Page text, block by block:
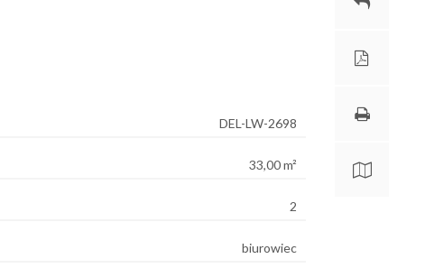
DEL-LW-2698
33,00 m²
2
biurowiec